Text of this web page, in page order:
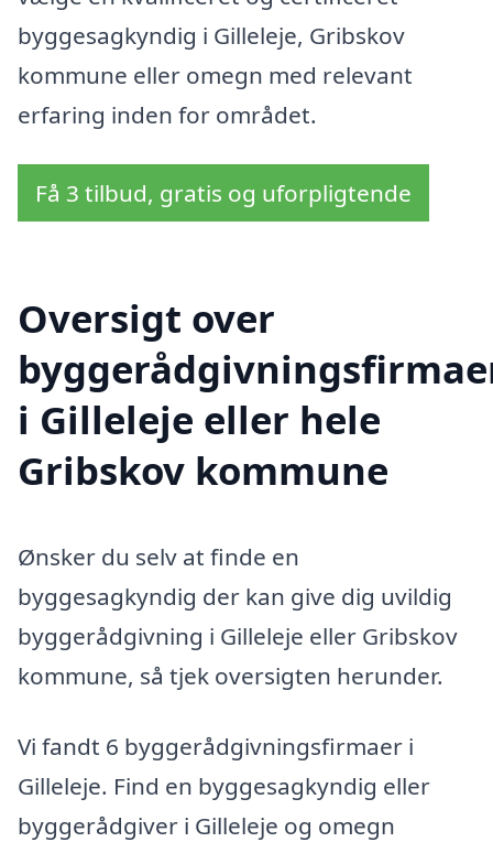
byggesagkyndig i Gilleleje, Gribskov
kommune eller omegn med relevant
erfaring inden for området.
Få 3 tilbud, gratis og uforpligtende
Oversigt over
i Gilleleje eller hele
Gribskov kommune
Ønsker du selv at finde en
byggesagkyndig der kan give dig uvildig
byggerådgivning i Gilleleje eller Gribskov
kommune, så tjek oversigten herunder.
Vi fandt 6 byggerådgivningsfirmaer i
Gilleleje. Find en byggesagkyndig eller
byggerådgiver i Gilleleje og omegn